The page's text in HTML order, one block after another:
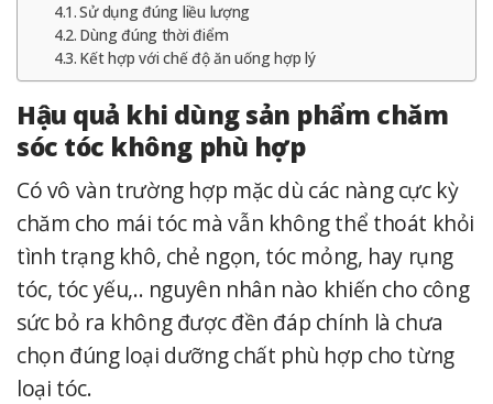
Sử dụng đúng liều lượng
Dùng đúng thời điểm
Kết hợp với chế độ ăn uống hợp lý
Hậu quả khi dùng sản phẩm chăm
sóc tóc không phù hợp
Có vô vàn trường hợp mặc dù các nàng cực kỳ
chăm cho mái tóc mà vẫn không thể thoát khỏi
tình trạng khô, chẻ ngọn, tóc mỏng, hay rụng
tóc, tóc yếu,.. nguyên nhân nào khiến cho công
sức bỏ ra không được đền đáp chính là chưa
chọn đúng loại dưỡng chất phù hợp cho từng
loại tóc.